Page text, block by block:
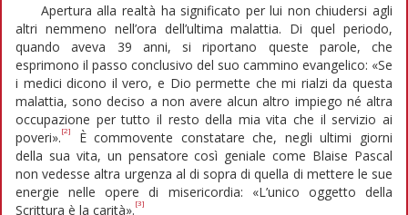
Apertura alla realtà ha significato per lui non chiudersi agli
altri nemmeno nell’ora dell’ultima malattia. Di quel periodo,
quando aveva 39 anni, si riportano queste parole, che
esprimono il passo conclusivo del suo cammino evangelico: «Se
i medici dicono il vero, e Dio permette che mi rialzi da questa
malattia, sono deciso a non avere alcun altro impiego né altra
occupazione per tutto il resto della mia vita che il servizio ai
poveri». [2]
È commovente constatare che, negli ultimi giorni
della sua vita, un pensatore così geniale come Blaise Pascal
non vedesse altra urgenza al di sopra di quella di mettere le sue
energie nelle opere di misericordia: «L’unico oggetto della
Scrittura è la carità». [3]